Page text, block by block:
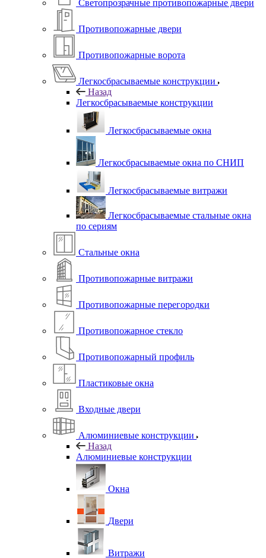
Светопрозрачные противопожарные двери
Противопожарные двери
Противопожарные ворота
Легкосбрасываемые конструкции
Назад
Легкосбрасываемые конструкции
Легкосбрасываемые окна
Легкосбрасываемые окна по СНИП
Легкосбрасываемые витражи
Легкосбрасываемые стальные окна
по сериям
Стальные окна
Противопожарные витражи
Противопожарные перегородки
Противопожарное стекло
Противопожарный профиль
Пластиковые окна
Входные двери
Алюминиевые конструкции
Назад
Алюминиевые конструкции
Окна
Двери
Витражи